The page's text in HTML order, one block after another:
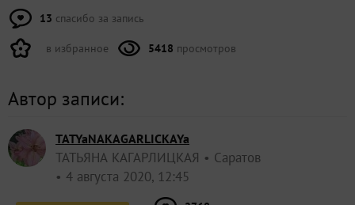
13 спасибо за запись
в избранное 5418 просмотров
Автор записи:
TATYaNAKAGARLICKAYa
ТАТЬЯНА КАГАРЛИЦКАЯ
Саратов
4 августа 2020, 12:45